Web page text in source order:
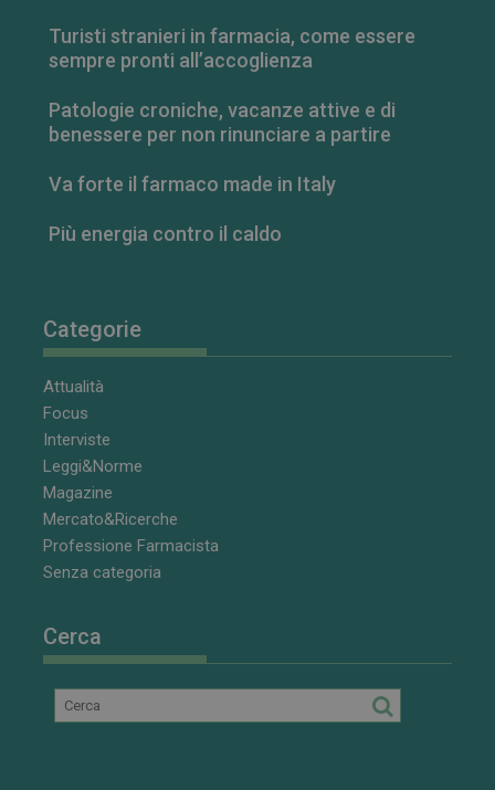
Turisti stranieri in farmacia, come essere
sempre pronti all’accoglienza
Patologie croniche, vacanze attive e di
benessere per non rinunciare a partire
Va forte il farmaco made in Italy
Più energia contro il caldo
Categorie
Attualità
Focus
Interviste
Leggi&Norme
Magazine
Mercato&Ricerche
Professione Farmacista
Senza categoria
Cerca
_ga_RV9MB13F2Q .farmamese.it
_ga